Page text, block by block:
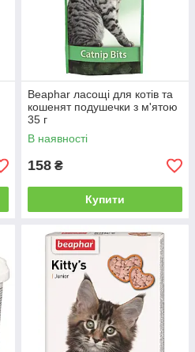
Beaphar ласощі для котів та
кошенят подушечки з м'ятою
35 г
В наявності
158 ₴
Купити